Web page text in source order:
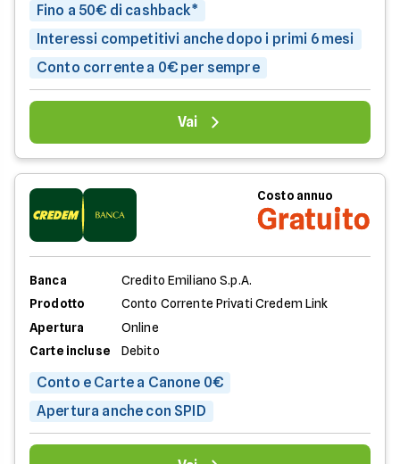
Fino a 50€ di cashback*
Interessi competitivi anche dopo i primi 6 mesi
Conto corrente a 0€ per sempre
Vai
Costo annuo
Gratuito
Banca
Credito Emiliano S.p.A.
Prodotto
Conto Corrente Privati Credem Link
Apertura
Online
Carte incluse
Debito
Conto e Carte a Canone 0€
Apertura anche con SPID